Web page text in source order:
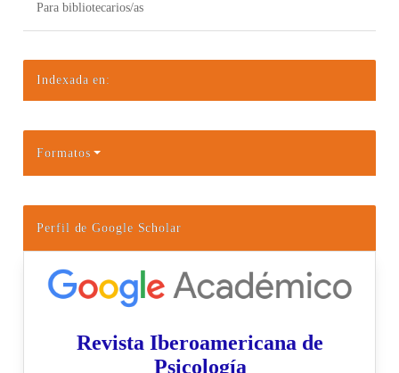
Para bibliotecarios/as
Indexada en:
Formatos
Perfil de Google Scholar